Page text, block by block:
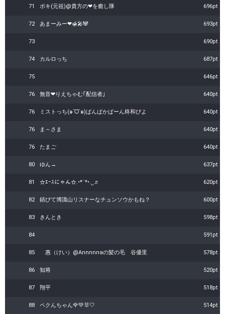
71 ポキ(元祖)@貴方の❤を癒し隊 696pt
72 あまーみー︎❤🍯🎤🐼 693pt
73 690pt
74 カルロっち 687pt
75 646pt
76 無音❤りえちゃむ｢配信者｣ 640pt
76 ミストっち(๑ˊᗜˋ๑)ぱんぱかぱーん柊和ぴよ 640pt
76 ま～さま 640pt
76 たまご 640pt
80 ゆん→ 637pt
81 ☆ｴｰｽにゃん☆.•*¨*•.¸¸♬ 620pt
82 錆びて博識山リスナーなチュンソウかもね？ 600pt
83 きんとき 598pt
84 591pt
85 惠（けい）@Annnnnaの髪の毛 谷優里 578pt
86 知将 520pt
87 翔平 518pt
88 ペクんちゃん🌹💚🐰︎🤍 514pt